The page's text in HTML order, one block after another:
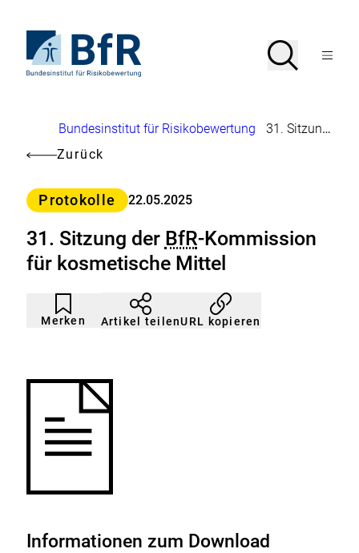
Seiteninhalt
springenStartseite
von
Suche
SucheMenü
Brotkrumennavigation
Bundesinstitut für Risikobewertung 31. Sitzung der
Zurück
Kategorie
Protokolle 22.05.2025
31. Sitzung der BfR-Kommission
für kosmetische Mittel
Merken
Artikel
nicht
gemerkt
Durch
Klicken
der
Artikel teilenURL kopieren
Informationen zum Download